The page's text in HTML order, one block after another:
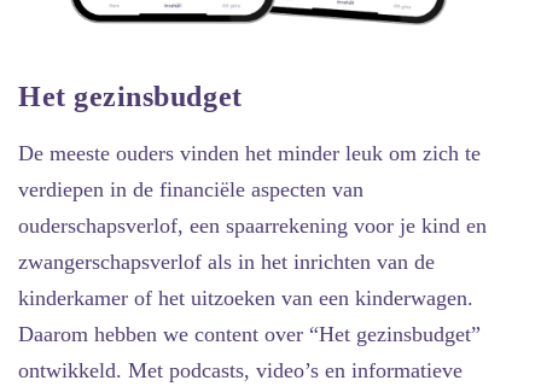
Het gezinsbudget
De meeste ouders vinden het minder leuk om zich te
verdiepen in de financiële aspecten van
ouderschapsverlof, een spaarrekening voor je kind en
zwangerschapsverlof als in het inrichten van de
kinderkamer of het uitzoeken van een kinderwagen.
Daarom hebben we content over “Het gezinsbudget”
ontwikkeld. Met podcasts, video’s en informatieve